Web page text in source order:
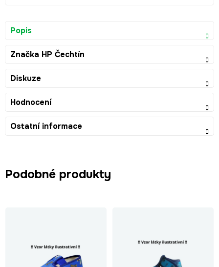
Popis
Značka HP Čechtín
Diskuze
Hodnocení
Ostatní informace
Podobné produkty